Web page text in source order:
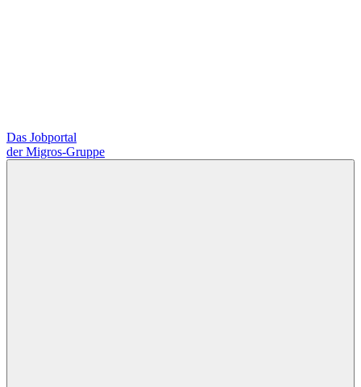
Das Jobportal
der Migros-Gruppe